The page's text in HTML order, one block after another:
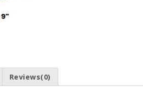
Reviews(0)